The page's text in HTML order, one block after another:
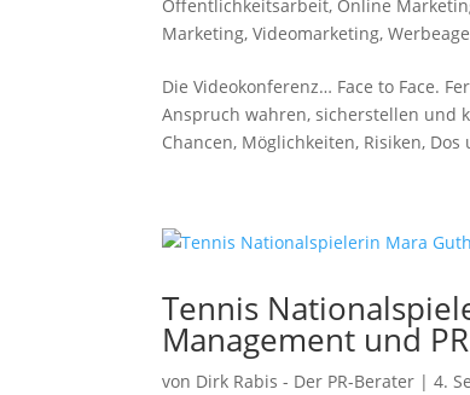
Öffentlichkeitsarbeit, Online
Marketing,Videomarketing,
Die Videokonferenz… Face to Face.
Anspruch wahren, sicherstellen und
Chancen, Möglichkeiten, Risiken, Dos
Tennis
Management und
von Dirk Rabis - Der PR-Berater |4.